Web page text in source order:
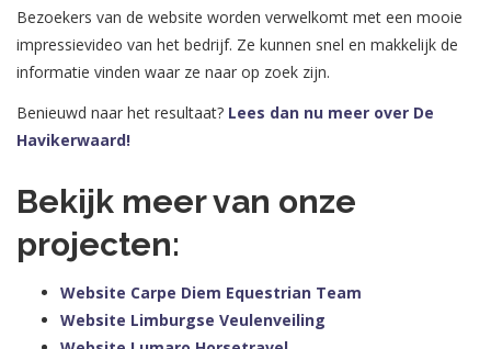
Bezoekers van de website worden verwelkomt met een mooie
impressievideo van het bedrijf. Ze kunnen snel en makkelijk de
informatie vinden waar ze naar op zoek zijn.
Benieuwd naar het resultaat? Lees dan nu meer over De
Havikerwaard!
Bekijk meer van onze
projecten:
Website Carpe Diem Equestrian Team
Website Limburgse Veulenveiling